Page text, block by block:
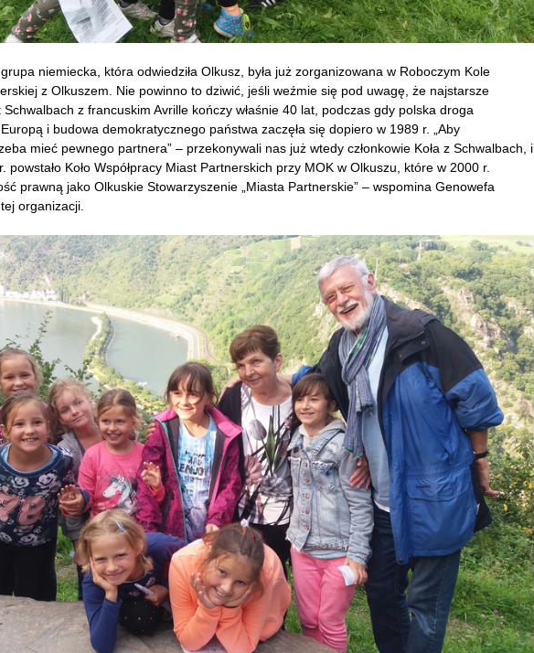
niemiecka, która odwiedziła Olkusz, była już zorganizowana w Roboczym Kole
z Olkuszem. Nie powinno to dziwić, jeśli weźmie się pod uwagę, że najstarsze
z francuskim Avrille kończy właśnie 40 lat, podczas gdy polska droga
i budowa demokratycznego państwa zaczęła się dopiero w 1989 r. „Aby
mieć pewnego partnera” – przekonywali nas już wtedy członkowie Koła z Schwalbach, i
powstało Koło Współpracy Miast Partnerskich przy MOK w Olkuszu, które w 2000 r.
prawną jako Olkuskie Stowarzyszenie „Miasta Partnerskie” – wspomina Genowefa
organizacji.